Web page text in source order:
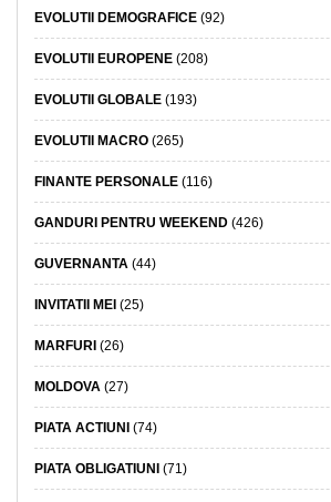
EVOLUTII DEMOGRAFICE (92)
EVOLUTII EUROPENE (208)
EVOLUTII GLOBALE (193)
EVOLUTII MACRO (265)
FINANTE PERSONALE (116)
GANDURI PENTRU WEEKEND (426)
GUVERNANTA (44)
INVITATII MEI (25)
MARFURI (26)
MOLDOVA (27)
PIATA ACTIUNI (74)
PIATA OBLIGATIUNI (71)